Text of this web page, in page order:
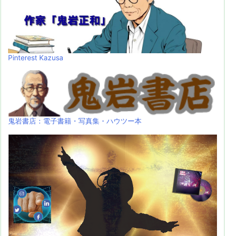
Pinterest Kazusa
鬼岩書店：電子書籍・写真集・ハウツー本